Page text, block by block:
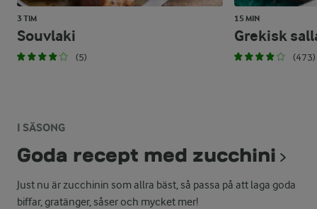
3 TIM
Souvlaki
(5)
15 MIN
Grekisk
(473)
I SÄSONG
Goda recept med zucchini
Just nu är zucchinin som allra bäst, så passa på att laga goda
biffar, gratänger, såser och mycket mer!